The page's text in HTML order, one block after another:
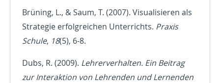
Brüning, L., & Saum, T. (2007). Visualisieren als
Strategie erfolgreichen Unterrichts. Praxis
Schule, 18(5), 6-8.
Dubs, R. (2009). Lehrerverhalten. Ein Beitrag
zur Interaktion von Lehrenden und Lernenden